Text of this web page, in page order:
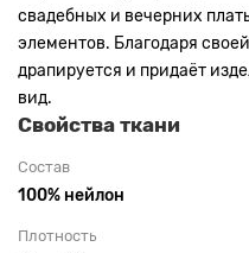
свадебных и вечерних
элементов. Благодаря
драпируется и придаёт
вид.
Свойства ткани
Состав
100% нейлон
Плотность